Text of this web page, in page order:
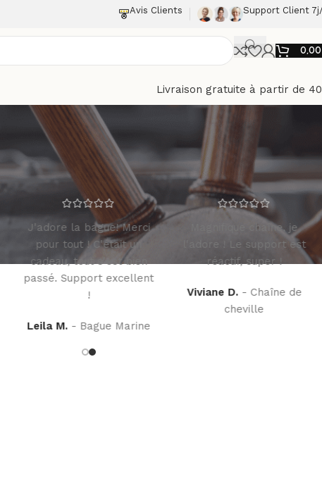
Avis Clients Support Client
Livraison gratuite à partir de
J'adore la bague! Merci
pour tout ! C'était un
cadeau, tout s'est bien
passé. Support excellent
!
Leila M. Bague Marine
Magnifique chaîne, je
l'adore ! Le support est
réactif, super !
Viviane D.
Chaîne de
cheville